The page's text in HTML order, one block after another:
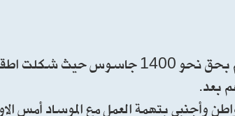
لكن الأنباء الاولية تتحدث عن إحتمالية إصدار قرارات
بعد.